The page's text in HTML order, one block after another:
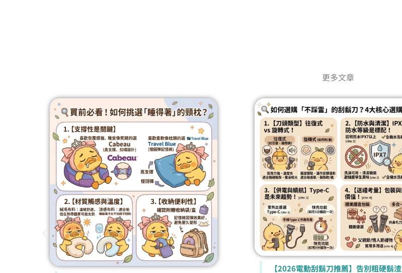
更多文章
【2026電動刮鬍刀推薦】告別粗硬鬍渣 【2026車用香氛推薦】告別暈車與廉價